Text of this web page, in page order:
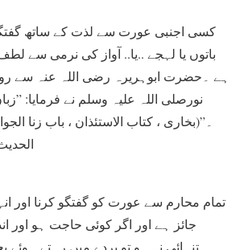
کسی اجنبی عورت سے لذت کے ساتھ
باتوں یا لہجے ..یا.. آواز کی نرمی سے
ہے ۔حضرت ابوہریرہ رضی اللہ عنہ سے
نورصلی اللہ عليہ وسلم نے فرمایا:
۔”(بخاری ، کتاب الاستئذان ، باب زنا
الحدیث ۶۲۴۳،
جائز ہے اور اگر کوئی حاجت ہو اور
تنہائی نہ ہو تو پردے میں رہتے